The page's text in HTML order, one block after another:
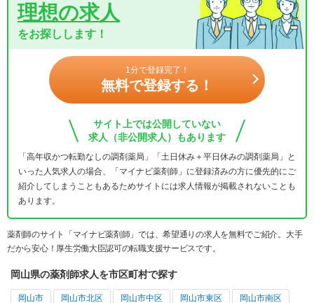
理想の求人
をお探しします！
1分で登録完了！
無料で登録する！
サイト上では公開していない
求人（非公開求人）もあります
「高年収かつ転勤なしの調剤薬局」「土日休み＋平日休みの調剤薬局」と
いった人気求人の場合、「マイナビ薬剤師」に登録済みの方に優先的にご
紹介してしまうこともあるためサイトには求人情報が掲載されないことも
あります。
薬剤師のサイト「マイナビ薬剤師」では、希望通りの求人を無料でご紹介。大手
だから安心！厚生労働大臣認可の転職支援サービスです。
岡山県の薬剤師求人を市区町村で探す
岡山市 岡山市北区 岡山市中区 岡山市東区 岡山市南区